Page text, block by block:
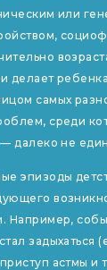
или
делает
самых
среди
далеко не
эпизоды
Например,
задыхаться
астмы и